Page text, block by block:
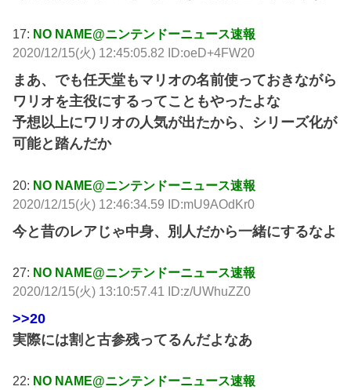
17: NO NAME@ニンテンドーニュース速報
2020/12/15(火) 12:45:05.82 ID:oeD+4FW20
まあ、でも任天堂もマリオの名前使っておきながら
ワリオを主役にするってこともやったよな
予想以上にワリオの人気が出たから、シリーズ化が
可能と踏んだか
20: NO NAME@ニンテンドーニュース速報
2020/12/15(火) 12:46:34.59 ID:mU9AOdKr0
今と昔のレアじゃ中身、別人だから一緒にするなよ
27: NO NAME@ニンテンドーニュース速報
2020/12/15(火) 13:10:57.41 ID:z/UWhuZZ0
>>20
実際には割と古参残ってるんだよなあ
22: NO NAME@ニンテンドーニュース速報